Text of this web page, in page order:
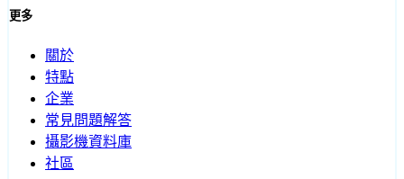
更多
關於
特點
企業
常見問題解答
攝影機資料庫
社區